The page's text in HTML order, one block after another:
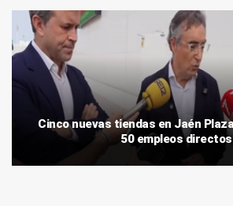
Cinco nuevas tiendas en Jaén
50 empleos directos